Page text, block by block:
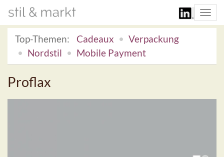
Top-Themen:
Cadeaux
Verpackung
Nordstil
Mobile Payment
Proflax